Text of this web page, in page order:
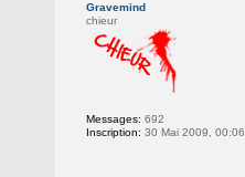
Gravemind
chieur
Messages: 692
Inscription: 30 Mai 2009, 00:06